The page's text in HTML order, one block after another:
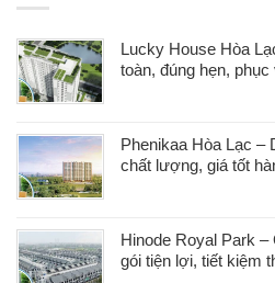
Lucky House Hòa
toàn, đúng hẹn, phục
Phenikaa Hòa Lạc –
chất lượng, giá tốt
Hinode Royal Park –
gói tiện lợi, tiết kiệm